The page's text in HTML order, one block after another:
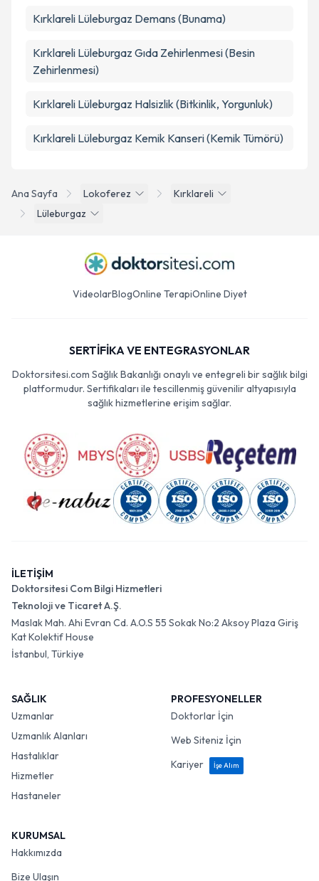
Ana Sayfa Lokoferez
Kırklareli
Lüleburgaz
Kırklareli Lüleburgaz Demans (Bunama)
Kırklareli Lüleburgaz Gıda Zehirlenmesi (Besin
Zehirlenmesi)
Kırklareli Lüleburgaz Halsizlik (Bitkinlik, Yorgunluk)
Kırklareli Lüleburgaz Kemik Kanseri (Kemik Tümörü)
Videolar Blog Online Terapi Online Diyet
SERTİFİKA VE ENTEGRASYONLAR
Doktorsitesi.com Sağlık Bakanlığı onaylı ve entegreli bir sağlık bilgi
platformudur. Sertifikaları ile tescillenmiş güvenilir altyapısıyla
sağlık hizmetlerine erişim sağlar.
İLETİŞİM
Doktorsitesi Com Bilgi Hizmetleri
Teknoloji ve Ticaret A.Ş.
Maslak Mah. Ahi Evran Cd. A.O.S 55 Sokak No:2 Aksoy Plaza Giriş
Kat Kolektif House
İstanbul, Türkiye
SAĞLIK
Uzmanlar
Uzmanlık Alanları
Hastalıklar
Hizmetler
Hastaneler
PROFESYONELLER
Doktorlar İçin
Web Siteniz İçin
Kariyer
İşe Alım
KURUMSAL
Hakkımızda